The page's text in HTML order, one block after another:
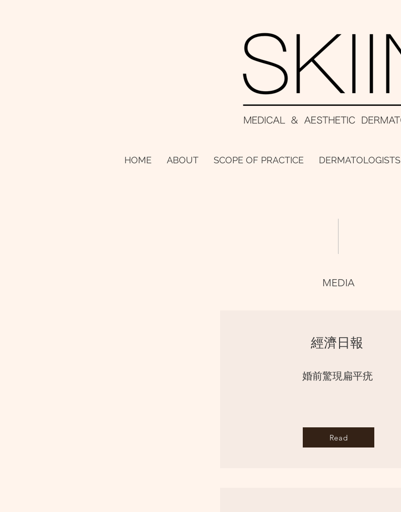
HOME ABOUT SCOPE OF PRACTICE DERMATOLOGISTS
MEDIA
經濟⽇報
婚前驚現扁平疣
Read